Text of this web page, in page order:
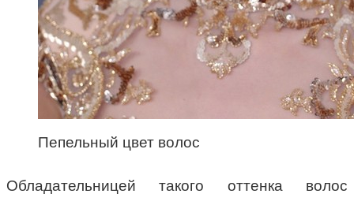
Пепельный цвет волос
Обладательницей такого оттенка волос